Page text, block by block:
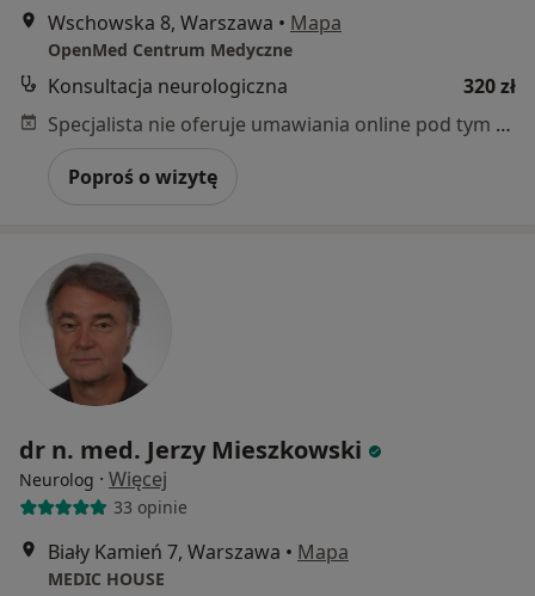
Wschowska 8, Warszawa • Mapa
OpenMed Centrum Medyczne
Konsultacja neurologiczna
320 zł
Specjalista nie oferuje umawiania online pod tym adresem.
Poproś o wizytę
dr n. med. Jerzy Mieszkowski
Neurolog · Więcej
33 opinie
Biały Kamień 7, Warszawa • Mapa
MEDIC HOUSE